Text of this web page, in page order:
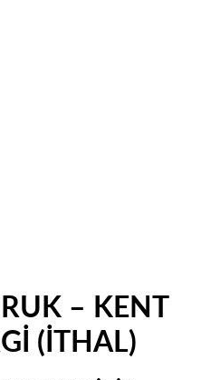
– KENT
(İTHAL)